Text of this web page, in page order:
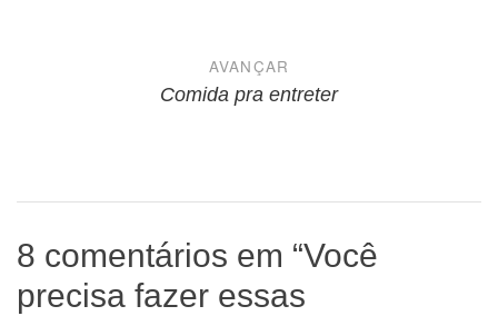
AVANÇAR
Comida pra entreter
8 comentários em “Você
precisa fazer essas